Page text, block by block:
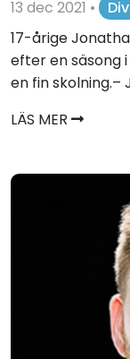
13 dec 2021 •
17-årige
efter en säsong
en fin skolning.–
LÄS MER